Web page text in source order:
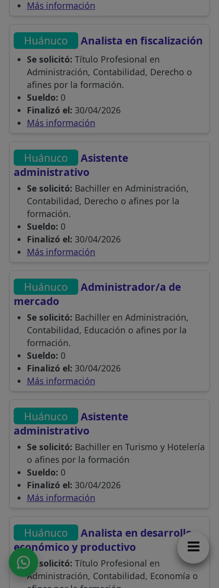
Más información
Huánuco Analista en fiscalización
Se solicitó: Título Profesional en
Administración, Contabilidad, Derecho o
afines por la formación.
Sueldo: 0
Finalizó el: 30/04/2026
Más información
Huánuco
Asistente
administrativo
Se solicitó: Bachiller en Administración,
Contabilidad, Derecho o afines por la
formación.
Sueldo: 0
Finalizó el: 30/04/2026
Más información
Huánuco
Administrador/a de
mercado
Se solicitó: Bachiller en Administración,
Contabilidad, Educación o afines por la
formación.
Sueldo: 0
Finalizó el: 30/04/2026
Más información
Huánuco
Asistente
administrativo
Se solicitó: Bachiller en Turismo y Hotelería
o afines por la formación
Sueldo: 0
Finalizó el: 30/04/2026
Más información
Huánuco
Analista en desarrollo
económico y productivo
Se solicitó: Título Profesional en
Administración, Contabilidad, Economía o